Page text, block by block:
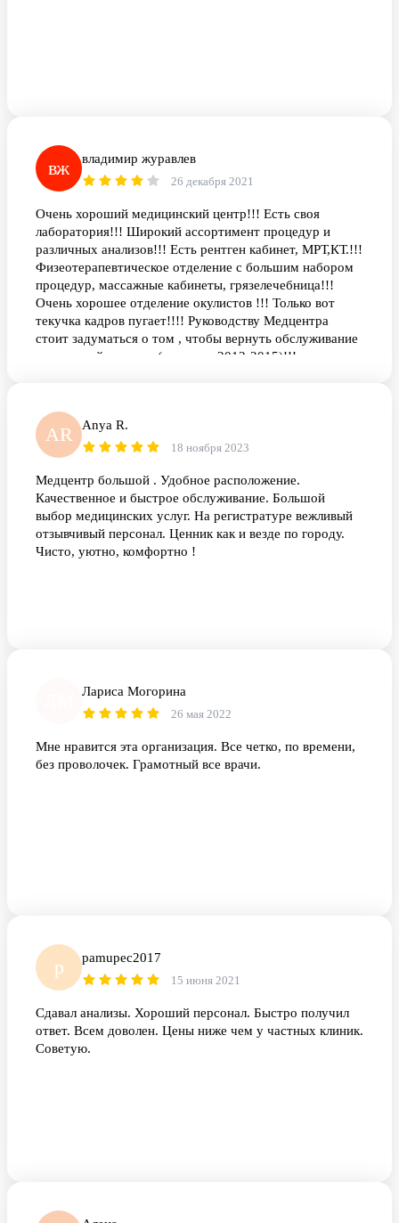
вж владимир журавлев
26 декабря 2021
Очень хороший медицинский центр!!! Есть своя
лаборатория!!! Широкий ассортимент процедур и
различных анализов!!! Есть рентген кабинет, МРТ,КТ.!!!
Физеотерапевтическое отделение с большим набором
процедур, массажные кабинеты, грязелечебница!!!
Очень хорошее отделение окулистов !!! Только вот
текучка кадров пугает!!!! Руководству Медцентра
стоит задуматься о том , чтобы вернуть обслуживание
на прежний уровень ( года так 2012-2015)!!!
AR Anya R.
18 ноября 2023
Медцентр большой . Удобное расположение.
Качественное и быстрое обслуживание. Большой
выбор медицинских услуг. На регистратуре вежливый
отзывчивый персонал. Ценник как и везде по городу.
Чисто, уютно, комфортно !
Лариса Могорина
26 мая 2022
Мне нравится эта организация. Все четко, по времени,
без проволочек. Грамотный все врачи.
p pamupec2017
15 июня 2021
Сдавал анализы. Хороший персонал. Быстро получил
ответ. Всем доволен. Цены ниже чем у частных клиник.
Советую.